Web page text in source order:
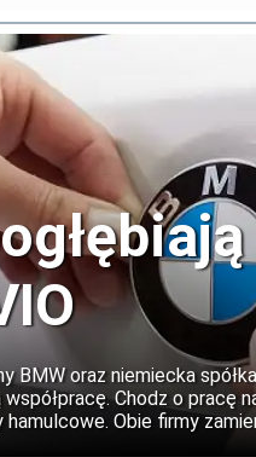
BMW oraz niemiecka
współpracę. Chodz o pracę
hamulcowe. Obie firmy